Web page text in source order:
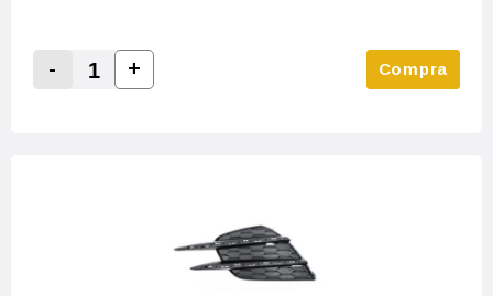
Decrease Quantity:
-
Increase Quantity:
+ Compra